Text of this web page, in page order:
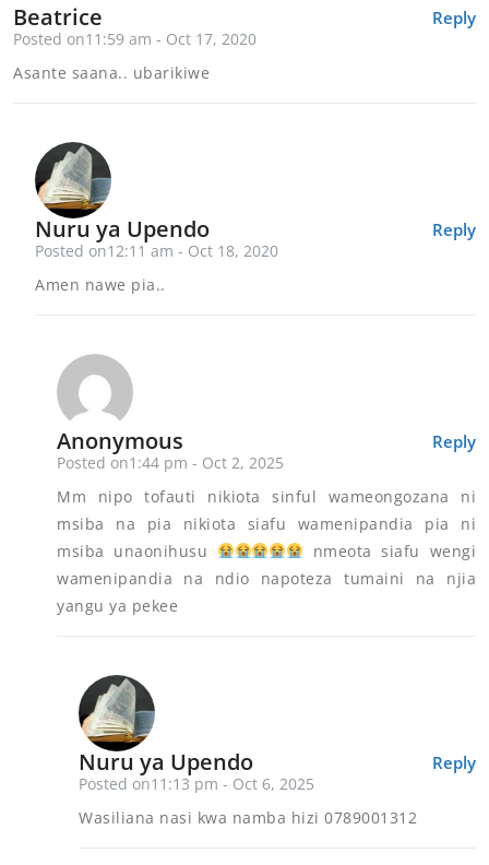
Reply
Beatrice
Posted on11:59 am - Oct 17, 2020
Asante saana.. ubarikiwe
Reply
Nuru ya Upendo
Posted on12:11 am - Oct 18, 2020
Amen nawe pia..
Reply
Anonymous
Posted on1:44 pm - Oct 2, 2025
Mm nipo tofauti nikiota sinful wameongozana ni
msiba na pia nikiota siafu wamenipandia pia ni
msiba unaonihusu
nmeota siafu wengi
wamenipandia na ndio napoteza tumaini na njia
yangu ya pekee
Reply
Nuru ya Upendo
Posted on11:13 pm - Oct 6, 2025
Wasiliana nasi kwa namba hizi 0789001312